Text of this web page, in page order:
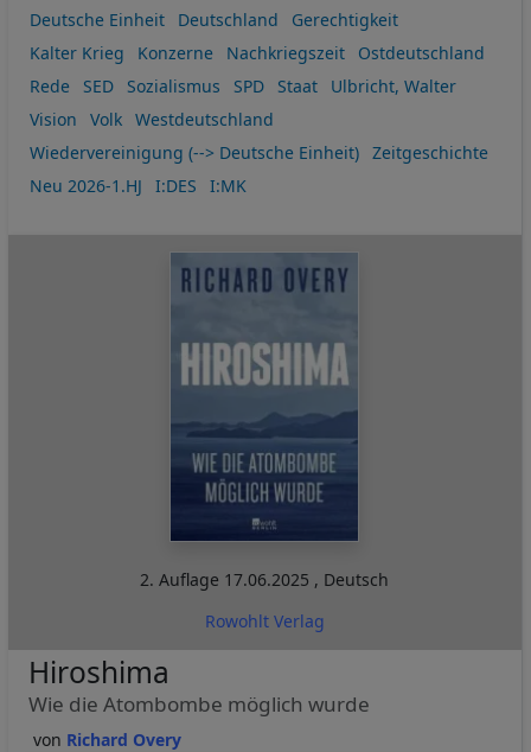
Deutsche Einheit
Deutschland
Gerechtigkeit
Kalter Krieg
Konzerne Nachkriegszeit
Ostdeutschland
Rede
SED Sozialismus SPD Staat
Ulbricht, Walter
Vision
Volk
Westdeutschland
Wiedervereinigung (--> Deutsche Einheit)
Zeitgeschichte
Neu 2026-1.HJ
I:DES I:MK
2. Auflage 17.06.2025 , Deutsch
Rowohlt Verlag
Richard Overy
Hiroshima
Wie die Atombombe möglich wurde